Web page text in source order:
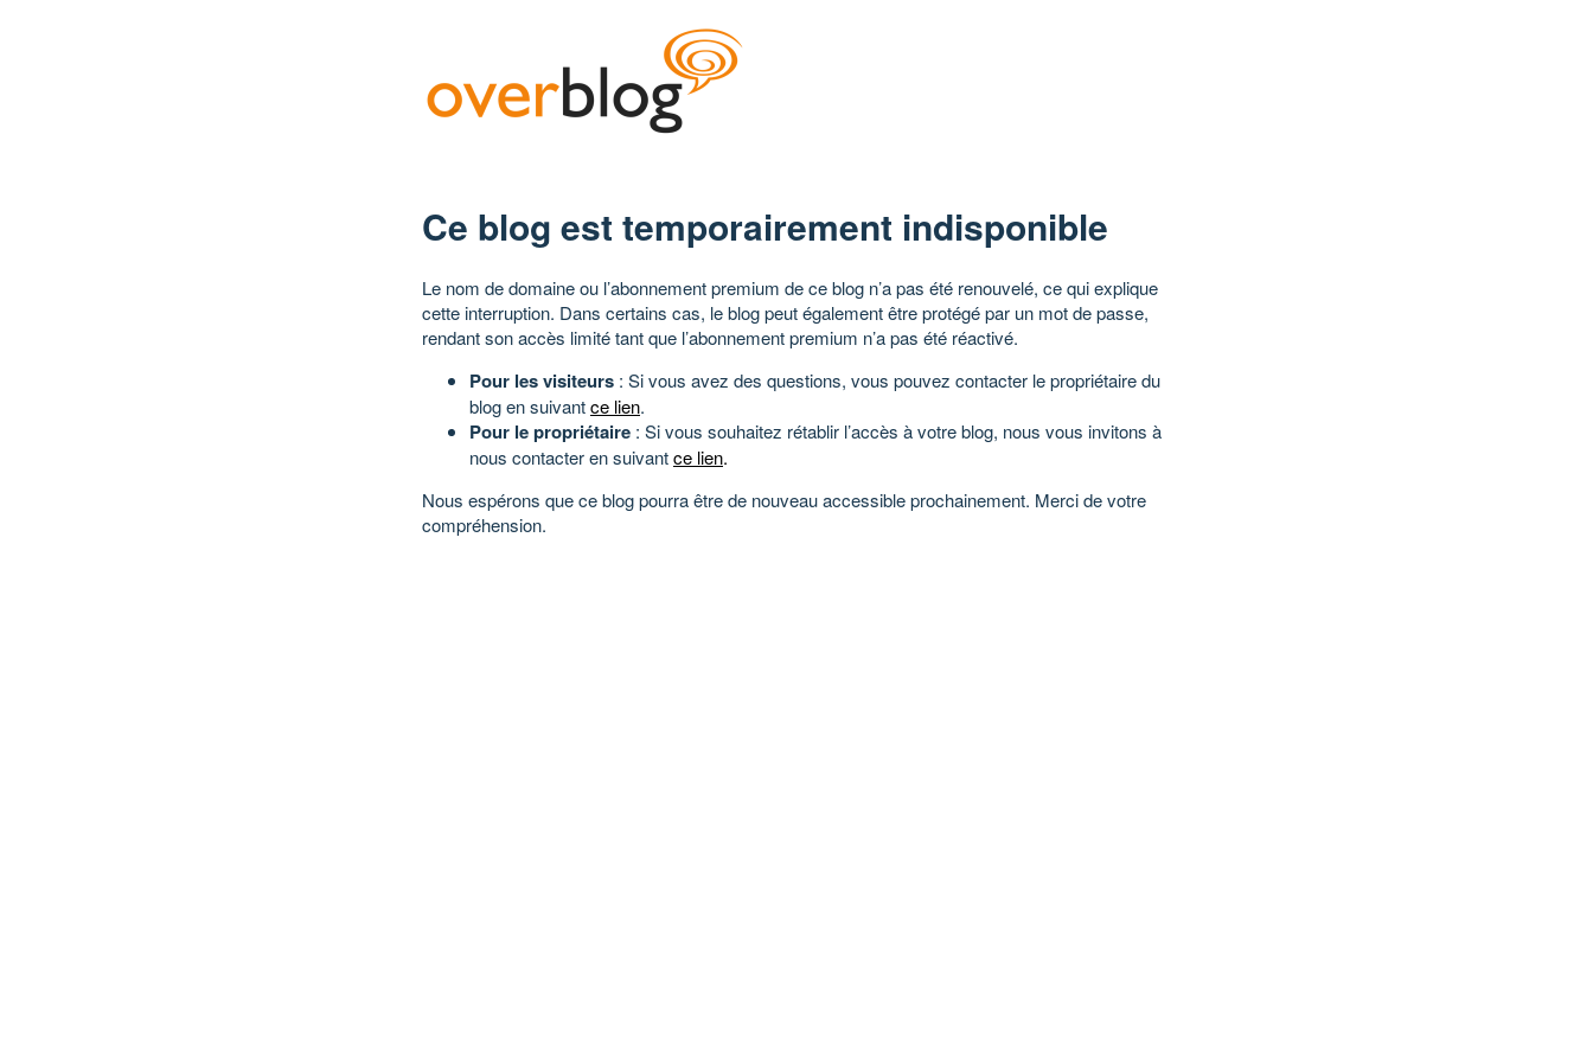
Ce blog est temporairement indisponible
Le nom de domaine ou l’abonnement premium de ce blog n’a pas été renouvelé, ce qui explique
cette interruption. Dans certains cas, le blog peut également être protégé par un mot de passe,
rendant son accès limité tant que l’abonnement premium n’a pas été réactivé.
Pour les visiteurs : Si vous avez des questions, vous pouvez contacter le propriétaire du
blog en suivantce lien.
Pour le propriétaire : Si vous souhaitez rétablir l’accès à votre blog, nous vous invitons à
nous contacter en suivantce lien.
Nous espérons que ce blog pourra être de nouveau accessible prochainement. Merci de votre
compréhension.